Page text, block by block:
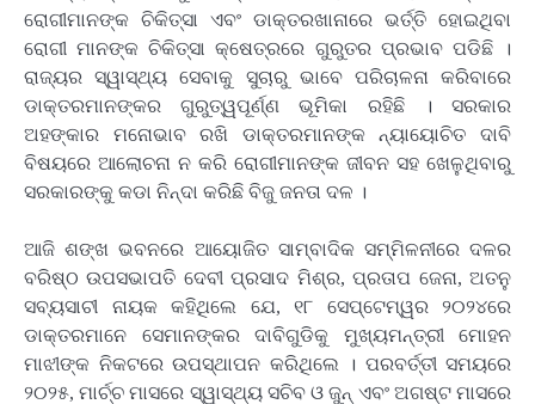
ରୋଗୀମାନଙ୍କ ଚିକିତ୍ସା ଏବଂ ଡାକ୍ତରଖାନାରେ ଭର୍ତ୍ତି ହୋଇଥିବା
ରୋଗୀ ମାନଙ୍କ ଚିକିତ୍ସା କ୍ଷେତ୍ରରେ ଗୁରୁତର ପ୍ରଭାବ ପଡିଛି ।
ରାଜ୍ୟର ସ୍ୱାସ୍ଥ୍ୟ ସେବାକୁ ସୁଚାରୁ ଭାବେ ପରିଚାଳନା କରିବାରେ
ଡାକ୍ତରମାନଙ୍କର ଗୁରୁତ୍ୱପୂର୍ଣ୍ଣ ଭୂମିକା ରହିଛି । ସରକାର
ଅହଙ୍କାର ମନୋଭାବ ରଖି ଡାକ୍ତରମାନଙ୍କ ନ୍ୟାୟୋଚିତ ଦାବି
ବିଷୟରେ ଆଲୋଚନା ନ କରି ରୋଗୀମାନଙ୍କ ଜୀବନ ସହ ଖେଳୁଥିବାରୁ
ସରକାରଙ୍କୁ କଡା ନିନ୍ଦା କରିଛି ବିଜୁ ଜନତା ଦଳ ।
ଆଜି ଶଙ୍ଖ ଭବନରେ ଆୟୋଜିତ ସାମ୍ବାଦିକ ସମ୍ମିଳନୀରେ ଦଳର
ବରିଷ୍ଠ ଉପସଭାପତି ଦେବୀ ପ୍ରସାଦ ମିଶ୍ର, ପ୍ରତାପ ଜେନା, ଅତନୁ
ସବ୍ୟସାଚୀ ନାୟକ କହିଥିଲେ ଯେ, ୧୮ ସେପ୍‌ଟେମ୍ୱର ୨୦୨୪ରେ
ଡାକ୍ତରମାନେ ସେମାନଙ୍କର ଦାବିଗୁଡିକୁ ମୁଖ୍ୟମନ୍ତ୍ରୀ ମୋହନ
ମାଝୀଙ୍କ ନିକଟରେ ଉପସ୍ଥାପନ କରିଥିଲେ । ପରବର୍ତ୍ତୀ ସମୟରେ
୨୦୨୫, ମାର୍ଚ୍ଚ ମାସରେ ସ୍ୱାସ୍ଥ୍ୟ ସଚିବ ଓ ଜୁନ୍ ଏବଂ ଅଗଷ୍ଟ ମାସରେ